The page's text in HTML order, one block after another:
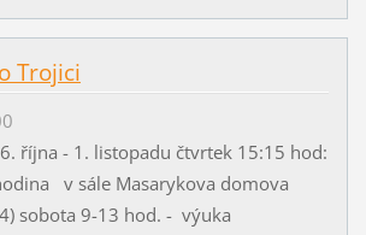
Trojici
října - 1. listopadu čtvrtek 15:15 hod:
v sále Masarykova domova
sobota 9-13 hod. - výuka